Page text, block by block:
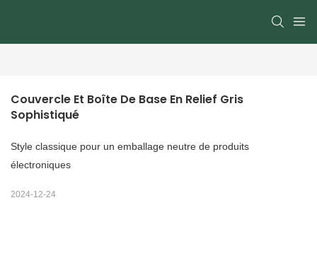
Couvercle Et Boîte De Base En Relief Gris
Sophistiqué
Style classique pour un emballage neutre de produits
électroniques
2024-12-24